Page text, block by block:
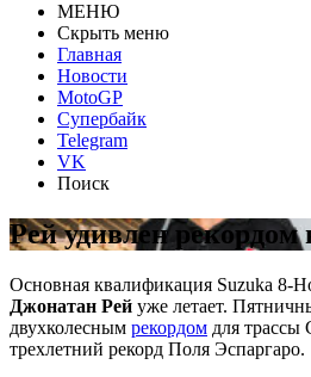
МЕНЮ
Скрыть меню
Главная
Новости
MotoGP
Супербайк
Telegram
VK
Поиск
Рей удивлен рекордом
Основная квалификация Suzuka 8-
Джонатан Рей уже летает.
двухколесным рекордом для трассы
трехлетний рекорд Поля Эспаргаро.